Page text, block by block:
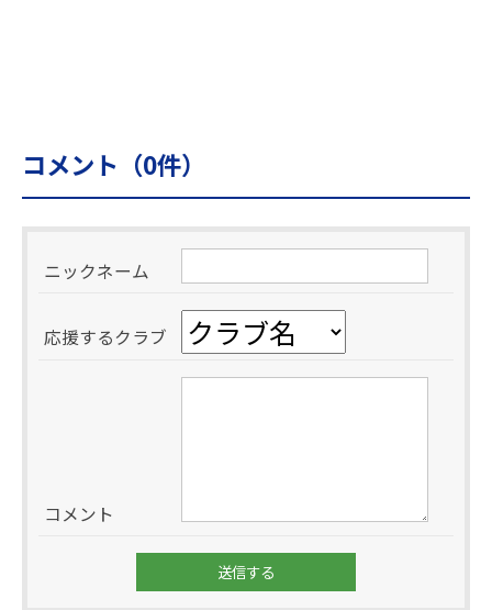
コメント（0件）
ニックネーム
応援するクラブ
コメント